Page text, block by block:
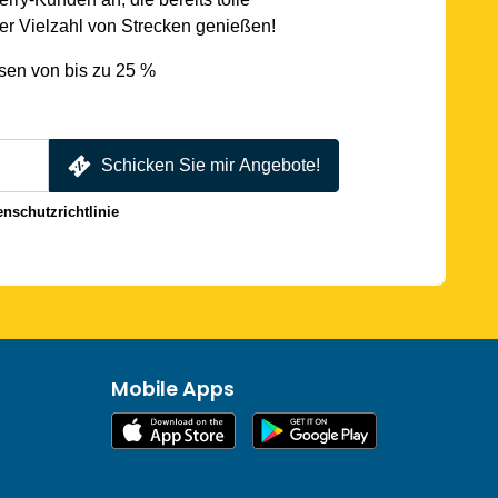
Vielzahl von Strecken genießen!
von bis zu 25 %
Schicken Sie mir Angebote!
Mobile Apps